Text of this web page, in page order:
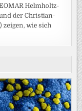
Helmholtz-
der Christian-
zeigen, wie sich